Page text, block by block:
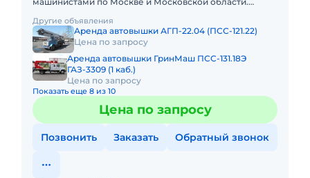
(почасовой, посменный) При
Другие объявления
Аренда автовышки АГП-22.04 (ПСС-121.22)
Цена по запросу
Аренда автовышки ГринМаш ПСС-131.18Э
ГАЗ-3309 (1 каб.)
Цена по запросу
Показать еще 8 из 10
Цена по запросу
Позвонить Заказать Обратный звонок